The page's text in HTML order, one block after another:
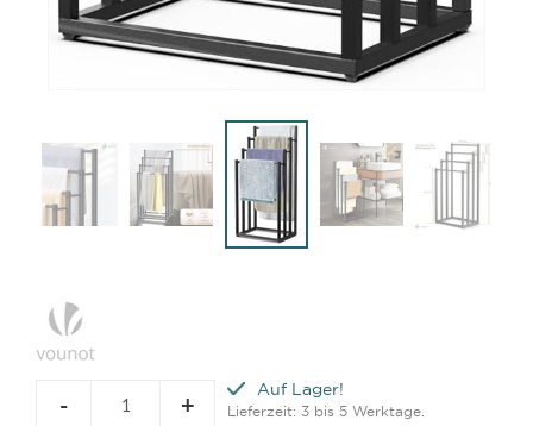
- +
Auf Lager!
Lieferzeit: 3 bis 5 Werktage.